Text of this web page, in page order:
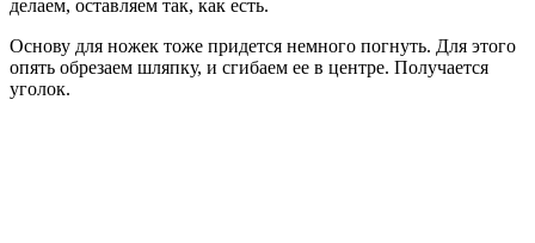
делаем, оставляем так, как есть.
Основу для ножек тоже придется немного погнуть. Для этого
опять обрезаем шляпку, и сгибаем ее в центре. Получается
уголок.